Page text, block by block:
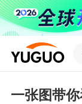
一张图带